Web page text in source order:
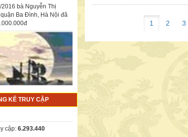
MTV DV DL MINH
CÔNG ĐỨC ỦNG HỘ
CHO ĐẠI HỘI TRÙ BỊ
KÊ TRUY CẬP
cập: 6.293.440
1 2 3